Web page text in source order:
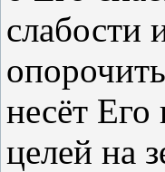
слабости
несёт Его
целей на